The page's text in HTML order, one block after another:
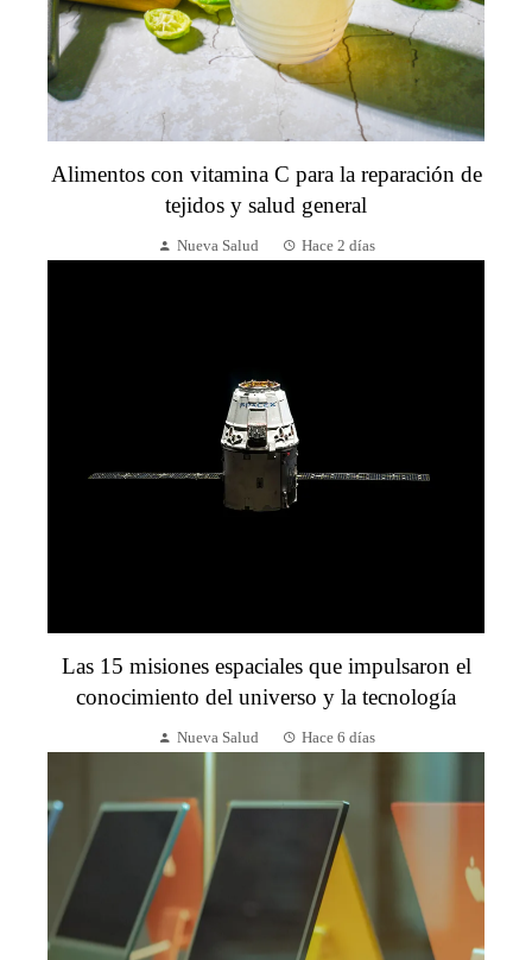
Alimentos con vitamina C para la reparación de
tejidos y salud general
Nueva Salud Hace 2 días
Las 15 misiones espaciales que impulsaron el
conocimiento del universo y la tecnología
Nueva Salud Hace 6 días